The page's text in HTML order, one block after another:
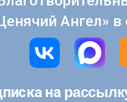
Ангел» в
на